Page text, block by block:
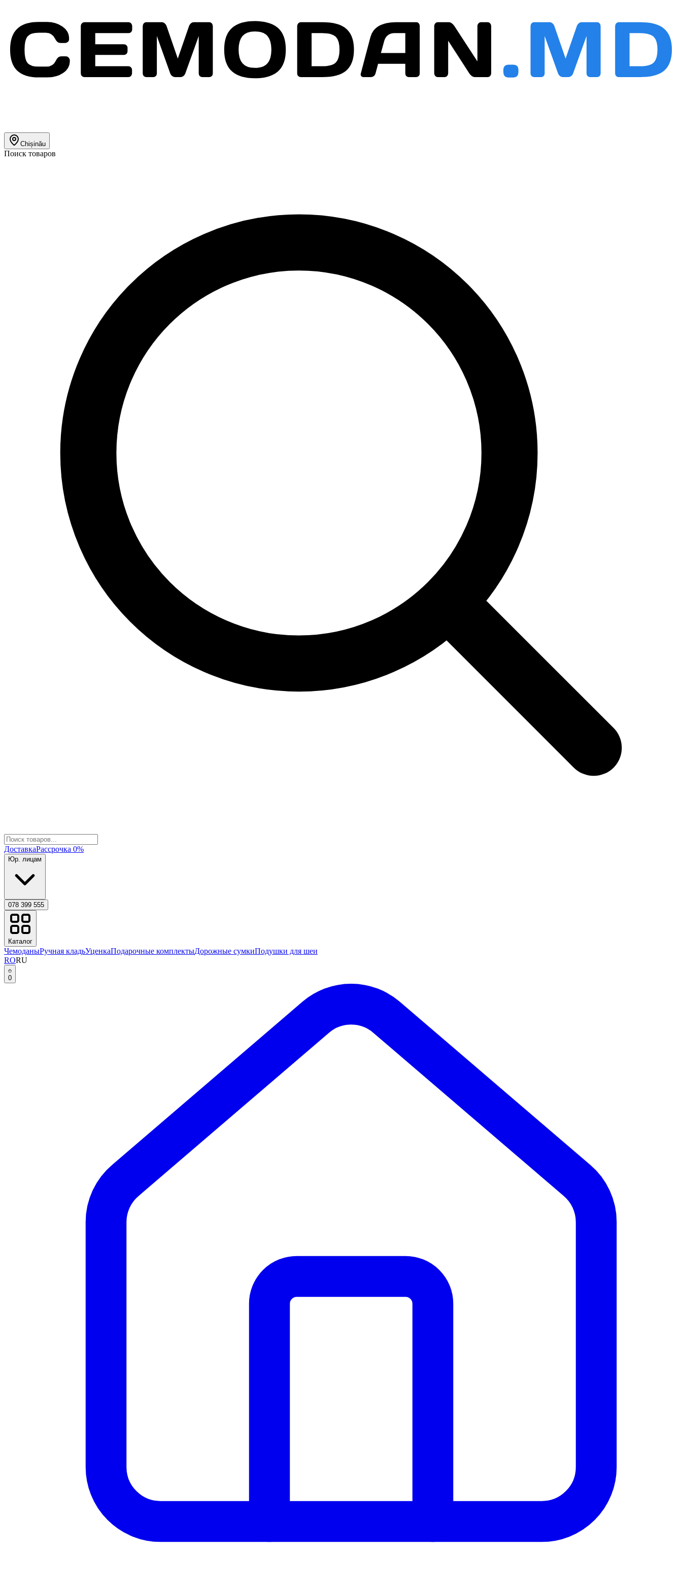
Chișinău
Поиск товаров
ДоставкаРассрочка 0%
Юр. лицам
078 399 555
Каталог
ЧемоданыРучная кладьУценкаПодарочные комплектыДорожные сумкиПодушки для шеи
RORU
0